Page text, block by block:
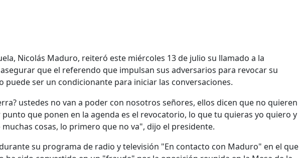
Nicolás Maduro, reiteró este miércoles 13 de julio su llamado a la
que el referendo que impulsan sus adversarios para revocar su
ser un condicionante para iniciar las conversaciones.
ustedes no van a poder con nosotros señores, ellos dicen que no quieren
que ponen en la agenda es el revocatorio, lo que tu quieras yo quiero y
cosas, lo primero que no va", dijo el presidente.
su programa de radio y televisión "En contacto con Maduro" en el que